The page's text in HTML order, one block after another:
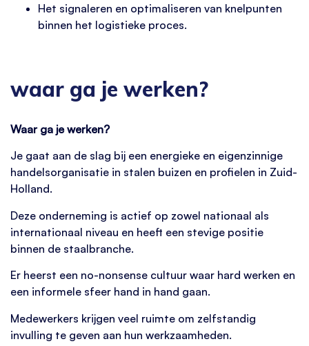
Het signaleren en optimaliseren van knelpunten
binnen het logistieke proces.
waar ga je werken?
Waar ga je werken?
Je gaat aan de slag bij een energieke en eigenzinnige
handelsorganisatie in stalen buizen en profielen in Zuid-
Holland.
Deze onderneming is actief op zowel nationaal als
internationaal niveau en heeft een stevige positie
binnen de staalbranche.
Er heerst een no-nonsense cultuur waar hard werken en
een informele sfeer hand in hand gaan.
Medewerkers krijgen veel ruimte om zelfstandig
invulling te geven aan hun werkzaamheden.